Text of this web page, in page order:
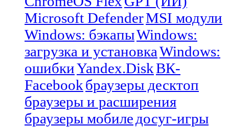
Microsoft DefenderMSI модули
Windows: бэкапыWindows:
загрузка и установкаWindows:
ошибкиYandex.DiskВК-
Facebookбраузеры десктоп
браузеры и расширения
браузеры мобиле досуг-игры